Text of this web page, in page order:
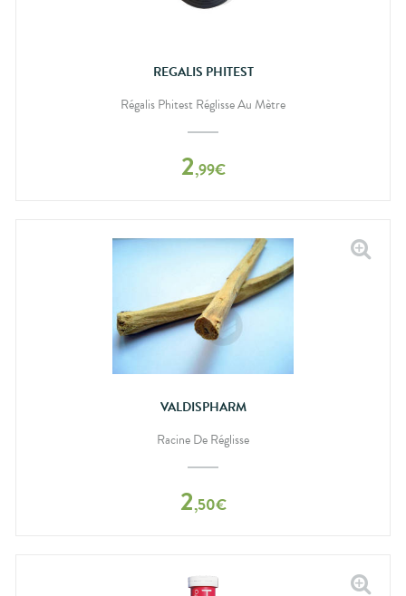
REGALIS PHITEST
Régalis Phitest Réglisse Au Mètre
2,99€
VALDISPHARM
Racine De Réglisse
2,50€